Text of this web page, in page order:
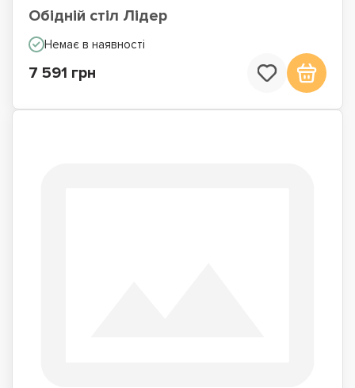
Обідній стіл Лідер
Немає в наявності
7 591 грн